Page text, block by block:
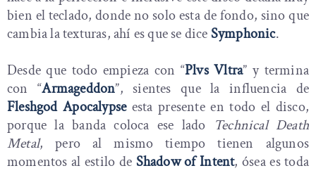
bien el teclado, donde no solo esta de fondo, sino que
cambia la texturas, ahí es que se diceSymphonic.
Desde que todo empieza con “Plvs Vltra” y termina
con “Armageddon”, sientes que la influencia de
Fleshgod Apocalypseesta presente en todo el disco,
porque la banda coloca ese lado Technical Death
Metal, pero al mismo tiempo tienen algunos
momentos al estilo de Shadow of Intent, ósea es toda